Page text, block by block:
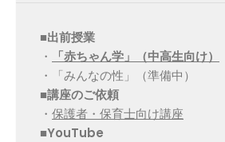
■出前授業
・
「赤ちゃん学」（中高生向け）
・「みんなの性」（準備中）
■講座のご依頼
・ 保護者・保育士向け講座
■YouTube